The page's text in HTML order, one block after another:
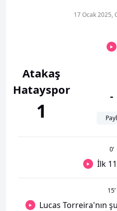
Atakaş
Hatayspor
1
17 Ocak 2025,
-
0’
İlk
15’
Lucas Torreira'nın